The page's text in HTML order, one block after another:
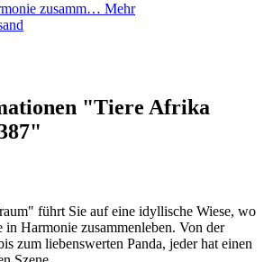
zusamm… Mehr
"Tiere Afrika
führt Sie auf eine idyllische Wiese, wo
in Harmonie zusammenleben. Von der
zum liebenswerten Panda, jeder hat einen